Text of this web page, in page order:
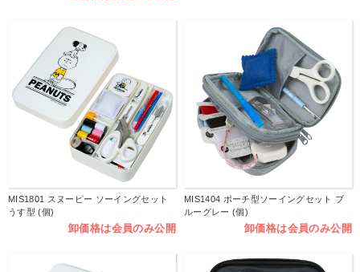
MIS1801 スヌーピー ソーイングセット
うす型 (個)
卸価格は会員のみ公開
MIS1404 ポーチ型ソーイングセット ブ
ルーグレー (個)
卸価格は会員のみ公開